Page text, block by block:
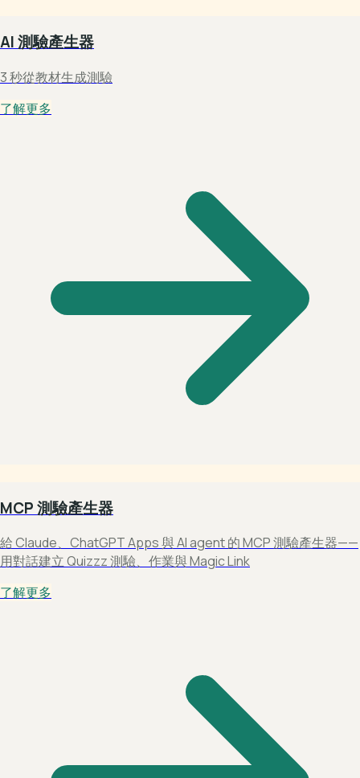
AI 測驗產生器
3 秒從教材生成測驗
了解更多
MCP 測驗產生器
給 Claude、ChatGPT Apps 與 AI agent 的 MCP 測驗產生器——
用對話建立 Quizzz 測驗、作業與 Magic Link
了解更多